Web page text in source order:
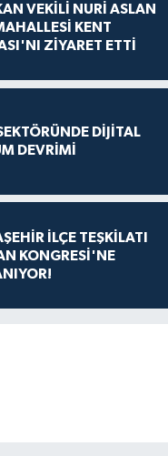
VEKİLİ NURİ ASLAN
KENT
ZİYARET ETTİ
DİJİTAL
DEVRİMİ
İLÇE TEŞKİLATI
KONGRESİ'NE